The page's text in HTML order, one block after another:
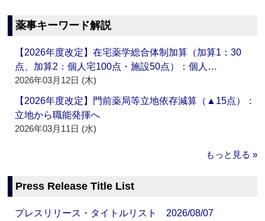
薬事キーワード解説
【2026年度改定】在宅薬学総合体制加算（加算1：30
点、加算2：個人宅100点・施設50点）：個人…
2026年03月12日 (木)
【2026年度改定】門前薬局等立地依存減算（▲15点）：
立地から職能発揮へ
2026年03月11日 (水)
もっと見る »
Press Release Title List
プレスリリース・タイトルリスト 2026/08/07